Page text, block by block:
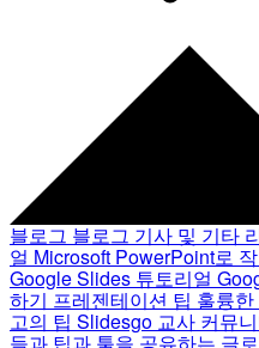
블로그 블로그 기사 및 기타
얼 Microsoft PowerPoint로
Google Slides 튜토리얼
하기 프레젠테이션 팁 훌륭
고의 팁 Slidesgo 교사 커뮤